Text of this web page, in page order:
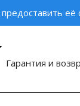
Гарантия и